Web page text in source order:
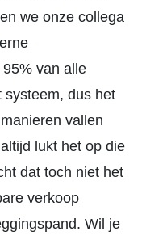
we onze collega
van alle
systeem, dus het
vallen
lukt het op die
dat toch niet het
verkoop
Wil je